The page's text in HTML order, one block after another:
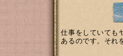
仕事をしていても
あるのです。それ